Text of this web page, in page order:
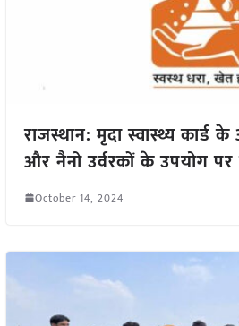
राजस्थान: मृदा स्वास्थ्य कार्ड
और नैनो उर्वरकों के उपयोग पर
October 14, 2024